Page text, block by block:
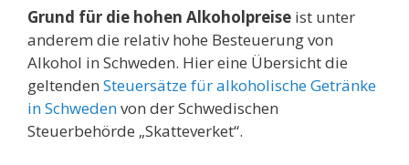
Grund für die hohen Alkoholpreise ist unter
anderem die relativ hohe Besteuerung von
Alkohol in Schweden. Hier eine Übersicht die
geltenden Steuersätze für alkoholische Getränke
in Schwedenvon der Schwedischen
Steuerbehörde „Skatteverket“.